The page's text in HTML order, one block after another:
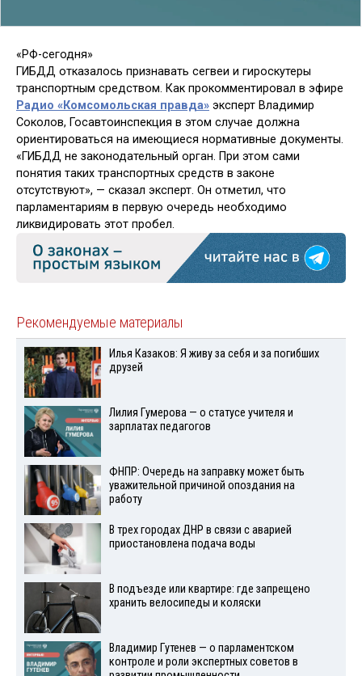
«РФ-сегодня»
ГИБДД отказалось признавать сегвеи и гироскутеры
транспортным средством. Как прокомментировал в эфире
Радио «Комсомольская правда» эксперт Владимир
Соколов, Госавтоинспекция в этом случае должна
ориентироваться на имеющиеся нормативные документы.
«ГИБДД не законодательный орган. При этом сами
понятия таких транспортных средств в законе
отсутствуют», — сказал эксперт. Он отметил, что
парламентариям в первую очередь необходимо
ликвидировать этот пробел.
Рекомендуемые материалы
Илья Казаков: Я живу за себя и за погибших
друзей
Лилия Гумерова — о статусе учителя и
зарплатах педагогов
ФНПР: Очередь на заправку может быть
уважительной причиной опоздания на
работу
В трех городах ДНР в связи с аварией
приостановлена подача воды
В подъезде или квартире: где запрещено
хранить велосипеды и коляски
Владимир Гутенев — о парламентском
контроле и роли экспертных советов в